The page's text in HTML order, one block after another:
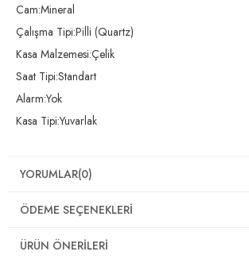
Cam:Mineral
Çalışma Tipi:Pilli (Quartz)
Kasa Malzemesi:Çelik
Saat Tipi:Standart
Alarm:Yok
Kasa Tipi:Yuvarlak
YORUMLAR(0)
ÖDEME SEÇENEKLERI
ÜRÜN ÖNERILERI